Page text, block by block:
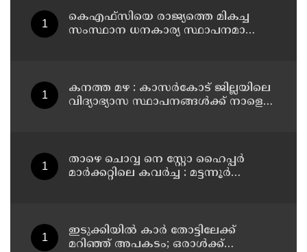
കെഎഫ്‌സിയെ രാജ്യത്തെ മികച്ച
സംസ്ഥാന ധനകാര്യ സ്ഥാപനമാക്കും:
കനത്ത മഴ : കാസർകോട് ജില്ലയിലെ
വിദ്യാഭ്യാസ സ്ഥാപനങ്ങൾക്ക് നാളെ
താഴെ ചൊവ്വ നെ സ്റ്റോ ഹൈപ്പർ
മാർക്കറ്റിലെ കവർച്ച : മട്ടന്നൂർ
ഇടുക്കിയിൽ കാർ തോട്ടിലേക്ക്
മറിഞ്ഞ് അപകടം; ഒരാൾക്ക്